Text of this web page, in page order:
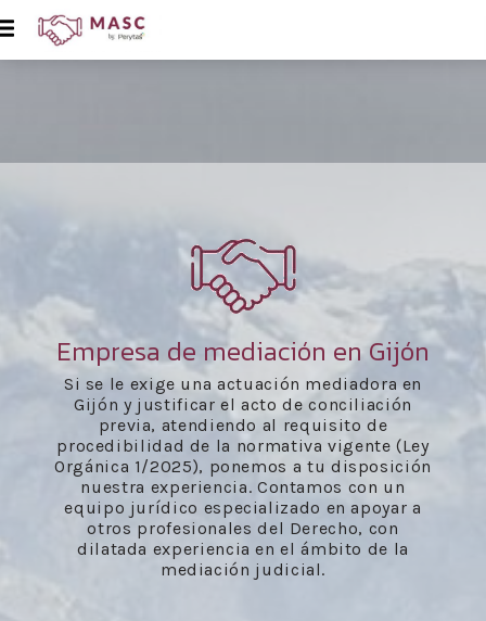
Empresa de mediación en Gijón
Si se le exige una actuación mediadora en
Gijón y justificar el acto de conciliación
previa, atendiendo al requisito de
procedibilidad de la normativa vigente (Ley
Orgánica 1/2025), ponemos a tu disposición
nuestra experiencia. Contamos con un
equipo jurídico especializado en apoyar a
otros profesionales del Derecho, con
dilatada experiencia en el ámbito de la
mediación judicial.